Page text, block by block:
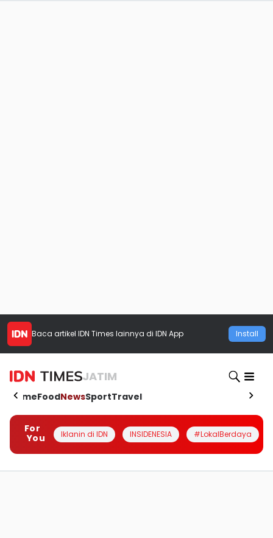
Baca artikel IDN Times lainnya di IDN App Install
JATIM
HomeFoodNewsSportTravel
For
You
Iklanin di IDN INSIDENESIA #LokalBerdaya